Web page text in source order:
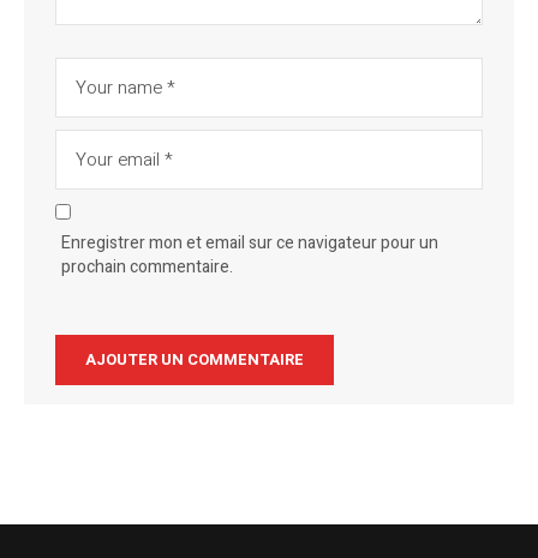
Enregistrer mon et email sur ce navigateur pour un
prochain commentaire.